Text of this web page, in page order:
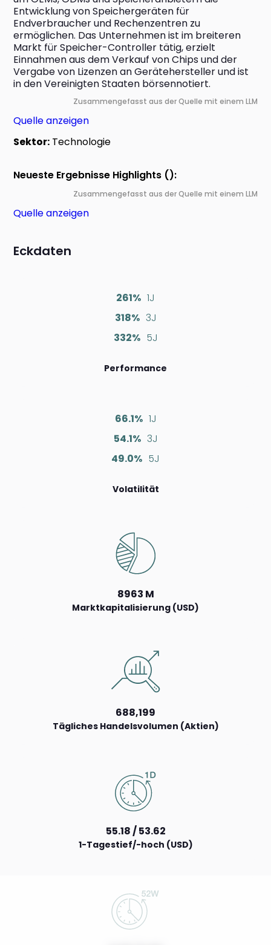
Entwicklung von Speichergeräten für
Endverbraucher und Rechenzentren zu
ermöglichen. Das Unternehmen ist im breiteren
Markt für Speicher-Controller tätig, erzielt
Einnahmen aus dem Verkauf von Chips und der
Vergabe von Lizenzen an Gerätehersteller und ist
in den Vereinigten Staaten börsennotiert.
Zusammengefasst aus der Quelle mit einem LLM
Quelle anzeigen
Sektor: Technologie
Neueste Ergebnisse Highlights ():
Zusammengefasst aus der Quelle mit einem LLM
Quelle anzeigen
Eckdaten
261% 1J
318% 3J
332% 5J
Performance
66.1% 1J
54.1% 3J
49.0% 5J
Volatilität
8963 M
Marktkapitalisierung (USD)
688,199
Tägliches Handelsvolumen (Aktien)
55.18 / 53.62
1-Tagestief/-hoch (USD)